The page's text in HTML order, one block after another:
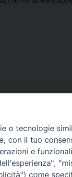
06.93268401 - Fax.:
al Venerdì Ore:
o tecnologie
con il tuo
e
come